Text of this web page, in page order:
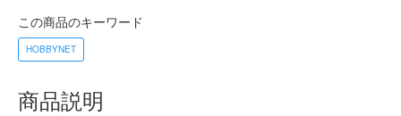
この商品のキーワード
HOBBYNET
商品説明